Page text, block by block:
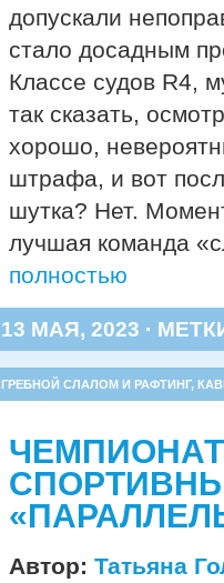
допускали
стало досадным
Классе судов R4,
так сказать,
хорошо,
штрафа, и вот
шутка? Нет.
лучшая команда
полностью
13 МАЯ, 2023 ·
ГРЕБНОЙ СЛАЛОМ И РАФТИНГ,
Автор: Татьяна